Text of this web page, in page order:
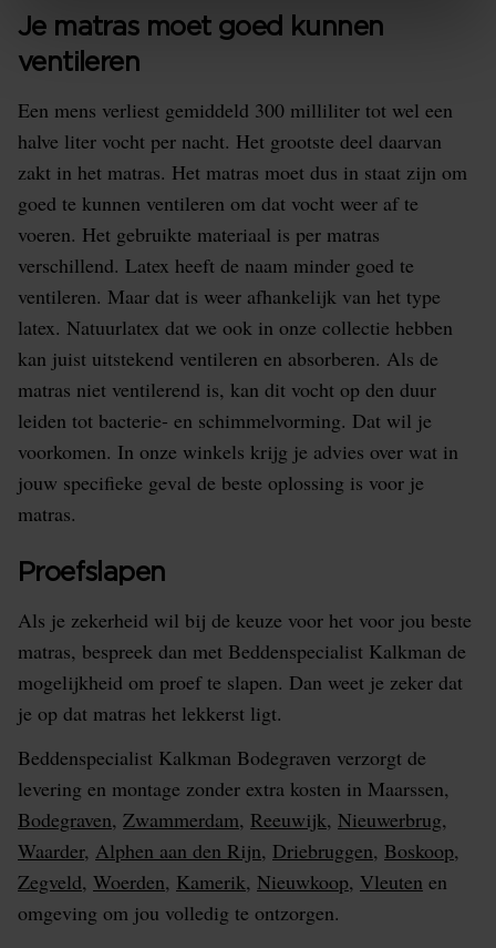
Je matras moet goed kunnen
ventileren
Een mens verliest gemiddeld 300 milliliter tot wel een
halve liter vocht per nacht. Het grootste deel daarvan
zakt in het matras. Het matras moet dus in staat zijn om
goed te kunnen ventileren om dat vocht weer af te
voeren. Het gebruikte materiaal is per matras
verschillend. Latex heeft de naam minder goed te
ventileren. Maar dat is weer afhankelijk van het type
latex. Natuurlatex dat we ook in onze collectie hebben
kan juist uitstekend ventileren en absorberen. Als de
matras niet ventilerend is, kan dit vocht op den duur
leiden tot bacterie- en schimmelvorming. Dat wil je
voorkomen. In onze winkels krijg je advies over wat in
jouw specifieke geval de beste oplossing is voor je
matras.
Proefslapen
Als je zekerheid wil bij de keuze voor het voor jou beste
matras, bespreek dan met Beddenspecialist Kalkman de
mogelijkheid om proef te slapen. Dan weet je zeker dat
je op dat matras het lekkerst ligt.
Beddenspecialist Kalkman Bodegraven verzorgt de
levering en montage zonder extra kosten in Maarssen,
Bodegraven, Zwammerdam, Reeuwijk, Nieuwerbrug,
Waarder, Alphen aan den Rijn, Driebruggen, Boskoop,
Zegveld, Woerden, Kamerik, Nieuwkoop, Vleuten en
omgeving om jou volledig te ontzorgen.